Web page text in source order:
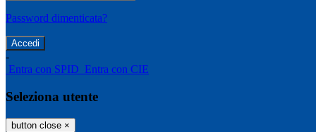
Password dimenticata?
-
Entra con SPID Entra con CIE
Seleziona utente
button close ×